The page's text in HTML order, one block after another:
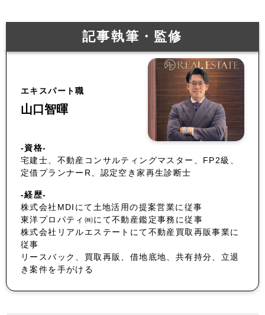
記事執筆・監修
エキスパート職
山口智暉
-資格-
宅建士、不動産コンサルティングマスター、FP2級、
定借プランナーR、認定空き家再生診断士
-経歴-
株式会社MDIにて土地活用の提案営業に従事
東洋プロパティ㈱にて不動産鑑定事務に従事
株式会社リアルエステートにて不動産買取再販事業に
従事
リースバック、買取再販、借地底地、共有持分、立退
き案件を手がける